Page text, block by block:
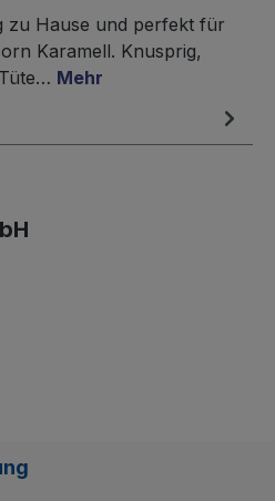
zu Hause und perfekt für
Karamell. Knusprig,
Mehr